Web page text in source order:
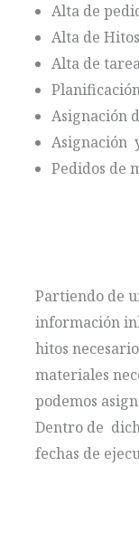
Alta de
Alta de
Alta de
Asignación
Asignación
Pedidos de
Partiendo de
información
hitos
materiales
podemos
Dentro de
fechas de